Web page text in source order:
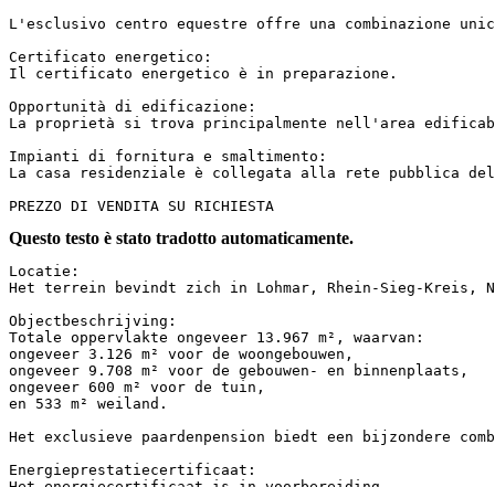
L'esclusivo centro equestre offre una combinazione
Certificato energetico:
Il certificato energetico è in preparazione.
Opportunità di edificazione:
La proprietà si trova principalmente nell'area
Impianti di fornitura e smaltimento:
La casa residenziale è collegata alla rete pubblica
PREZZO DI VENDITA SU RICHIESTA
Questo testo è stato tradotto automaticamente.
Locatie:
Het terrein bevindt zich in Lohmar, Rhein-Sieg-Kreis,
Objectbeschrijving:
Totale oppervlakte ongeveer 13.967 m², waarvan:
ongeveer 3.126 m² voor de woongebouwen,
ongeveer 9.708 m² voor de gebouwen- en binnenplaats,
ongeveer 600 m² voor de tuin,
en 533 m² weiland.
Het exclusieve paardenpension biedt een bijzondere
Energieprestatiecertificaat: